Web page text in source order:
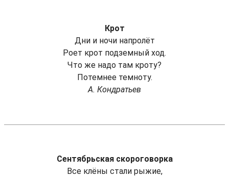
Крот
Дни и ночи напролёт
Роет крот подземный ход.
Что же надо там кроту?
Потемнее темноту.
А. Кондратьев
Сентябрьская скороговорка
Все клёны стали рыжие,